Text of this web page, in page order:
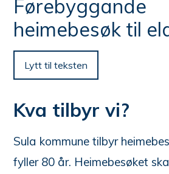
e
her:
Førebyggande
heimebesøk til
Lytt til teksten
Kva tilbyr vi?
Sula kommune tilbyr
fyller 80 år. Heimebesøket